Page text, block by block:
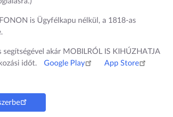
is Ügyfélkapu nélkül, a 1818-as
akár MOBILRÓL IS KIHÚZHATJA
időt.
Google Play App Store